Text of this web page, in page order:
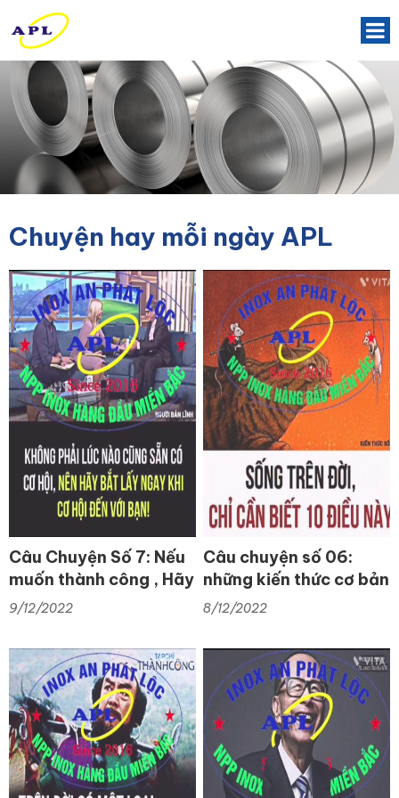
Chuyện hay mỗi ngày APL
Câu Chuyện Số 7: Nếu
muốn thành công , Hãy
Tụ biết nắm bắt cơ hội
9/12/2022
Câu chuyện số 06:
những kiến thức cơ bản
trong cuộc sống
8/12/2022